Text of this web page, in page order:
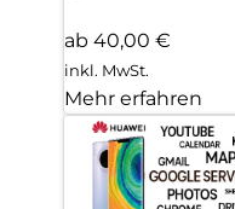
ab 40,00 €
inkl. MwSt.
Mehr erfahren